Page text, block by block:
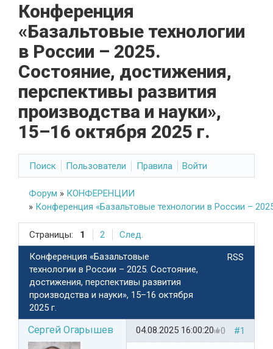
Конференция
«Базальтовые технологии
в России – 2025.
Состояние, достижения,
перспективы развития
производства и науки»,
15–16 октября 2025 г.
Поиск Пользователи Правила Войти
Форум » КОНФЕРЕНЦИИ
» Конференция «Базальтовые технологии в России –
Страницы: 1 2 След.
RSS
Конференция «Базальтовые
технологии в России – 2025. Состояние,
достижения, перспективы развития
производства и науки», 15–16 октября
2025 г.
Сергей Огарышев #1
0
04.08.2025 16:00:20